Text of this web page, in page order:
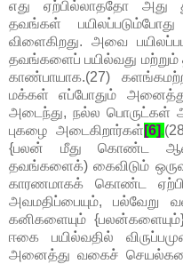
எது ஏற்பில்லாததோ அது
தவங்கள்
விளைகிறது. அவை
தவங்களைப் பயில்வது
காண்பாயாக.(27)
மக்கள் எப்போதும்
அடைந்து, நல்ல பொருட்கள்
புகழை அடைகிறார்கள் [6].
{பலன் மீது கொண்ட
தவங்களைக்) கைவிடும்
காரணமாகக் கொண்ட
அவமதிப்பையும், பல்வேறு
கனிகளையும்
ஈகை பயில்வதில்
அனைத்து வகைச்